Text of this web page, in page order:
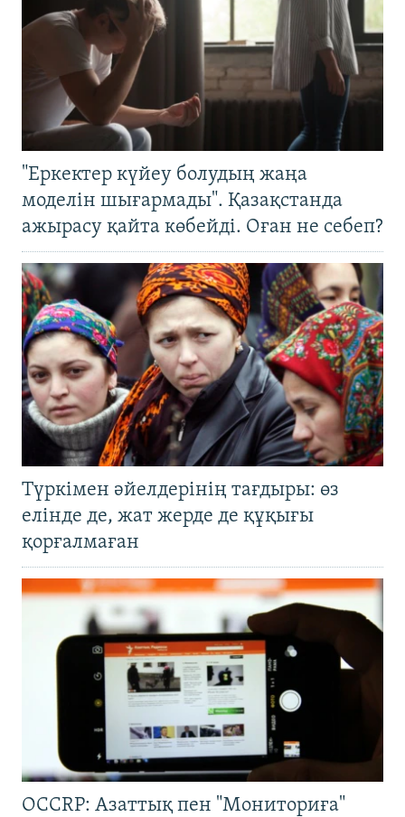
"Еркектер күйеу болудың жаңа
моделін шығармады". Қазақстанда
ажырасу қайта көбейді. Оған не себеп?
Түркімен әйелдерінің тағдыры: өз
елінде де, жат жерде де құқығы
қорғалмаған
OCCRP: Азаттық пен "Мониториға"